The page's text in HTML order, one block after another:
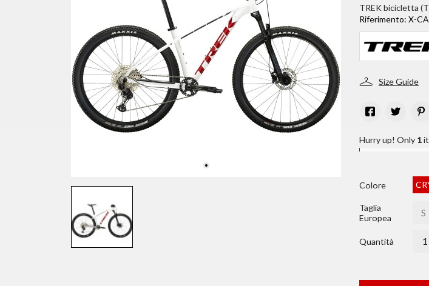
TREK bicicletta
Riferimento: X-
Size Guide
Hurry up! Only 1
Colore
Taglia
Europea
Quantità